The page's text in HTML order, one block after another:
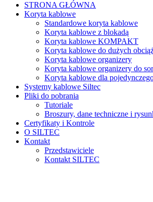
STRONA GŁÓWNA
Koryta kablowe
Standardowe koryta kablowe
Koryta kablowe z blokadą
Koryta kablowe KOMPAKT
Koryta kablowe do dużych
Koryta kablowe organizery
Koryta kablowe organizery do
Koryta kablowe dla
Systemy kablowe Siltec
Pliki do pobrania
Tutoriale
Broszury, dane techniczne i
Certyfikaty i Kontrole
O SILTEC
Kontakt
Przedstawiciele
Kontakt SILTEC